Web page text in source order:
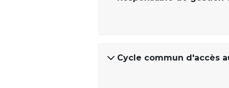
Cycle commun d'accès